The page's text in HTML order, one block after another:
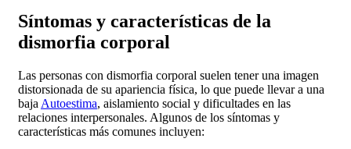
Síntomas y características de la
dismorfia corporal
Las personas con dismorfia corporal suelen tener una imagen
distorsionada de su apariencia física, lo que puede llevar a una
baja Autoestima, aislamiento social y dificultades en las
relaciones interpersonales. Algunos de los síntomas y
características más comunes incluyen: